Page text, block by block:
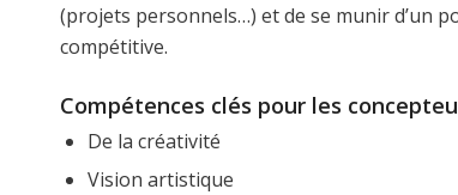
(projets personnels…) et de se munir d’un
compétitive.
Compétences clés pour les
De la créativité
Vision artistique